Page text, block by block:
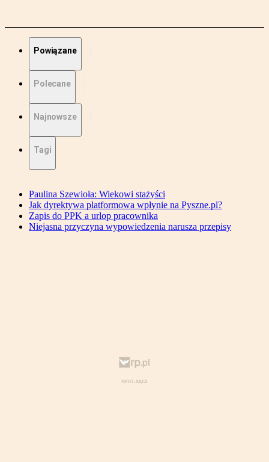
Powiązane
Polecane
Najnowsze
Tagi
Paulina Szewioła: Wiekowi stażyści
Jak dyrektywa platformowa wpłynie na Pyszne.pl?
Zapis do PPK a urlop pracownika
Niejasna przyczyna wypowiedzenia narusza przepisy